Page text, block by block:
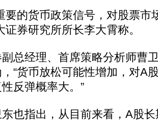
的货币政策信号，对股票市
证券研究所所长李大霄称。
经理、首席策略分析师曹
“货币放松可能性增加，对A
反弹概率大。”
指出，从目前来看，A股长